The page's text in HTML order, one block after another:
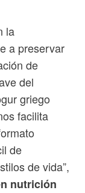
la
a preservar
de
del
griego
facilita
de
de vida”,
nutrición